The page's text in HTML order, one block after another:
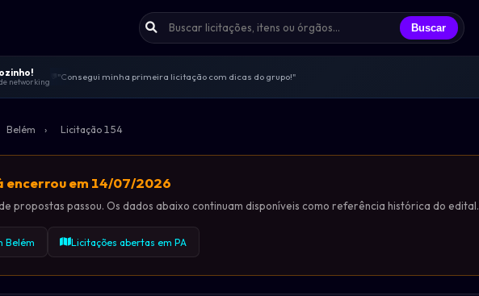
Buscar
networking "Consegui minha primeira licitação com dicas do grupo!"
100% gratuito — sem vendas, sem spam, só networking real
Belém › Licitação 154
encerrou em 14/07/2026
propostas passou. Os dados abaixo continuam disponíveis como referência histórica do edital.
Belém Licitações abertas em PA